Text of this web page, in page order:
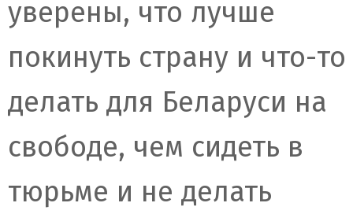
уверены, что лучше
покинуть страну и что-то
делать для Беларуси на
свободе, чем сидеть в
тюрьме и не делать